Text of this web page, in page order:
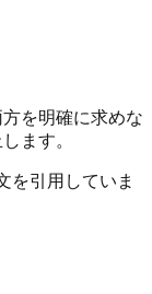
を明確に求めな
ます。
を引用していま